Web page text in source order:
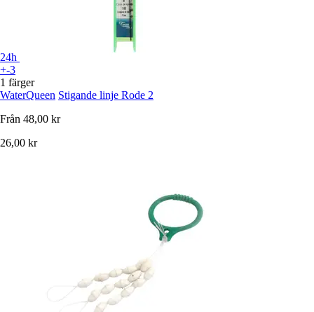
24h
+-3
1 färger
WaterQueen Stigande linje Rode 2
Från 48,00 kr
26,00 kr